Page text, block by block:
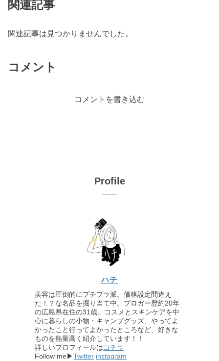
関連記事
関連記事は見つかりませんでした。
コメント
コメントを書き込む
Profile
ハチ
美容は圧倒的にプチプラ派。価格設定間違え
た！？な名品を掘り当て中。ブロガー歴約20年
の広島県在住の31歳。コスメとスキンケアを中
心に暮らしの小物・キャンプグッズ、やってよ
かったこと行ってよかったところなど、好きな
ものを熱量高く紹介しています！！
詳しいプロフィールはコチラ
Follow me▶Twitter instagram